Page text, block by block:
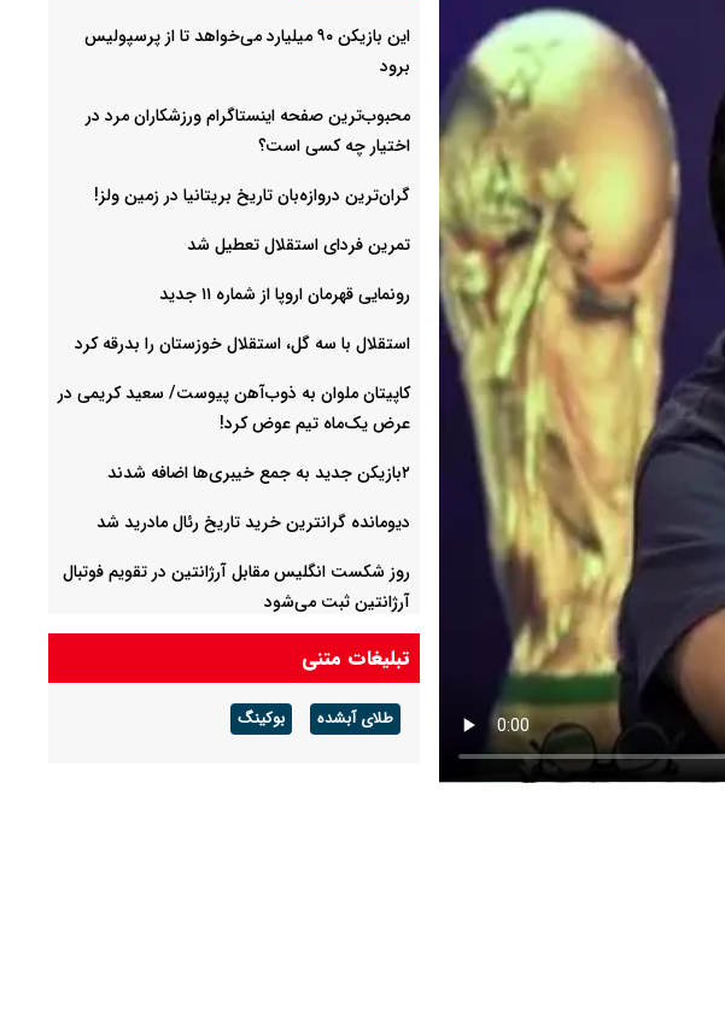
این بازیکن ۹۰ میلیارد می‌خواهد تا از پرسپولیس
برود
محبوب‌ترین صفحه اینستاگرام ورزشکاران مرد در
اختیار چه کسی است؟
گران‌ترین دروازه‌بان تاریخ بریتانیا در زمین ولز!
تمرین فردای استقلال تعطیل شد
رونمایی قهرمان اروپا از شماره ۱۱ جدید
استقلال با سه گل، استقلال خوزستان را بدرقه کرد
کاپیتان ملوان به ذوب‌آهن پیوست/ سعید کریمی در
عرض یک‌ماه تیم عوض کرد!
۲بازیکن جدید به جمع خیبری‌ها اضافه شدند
دیومانده گرانترین خرید تاریخ رئال مادرید شد
روز شکست انگلیس مقابل آرژانتین در تقویم فوتبال
آرژانتین ثبت می‌شود
تبلیغات متنی
طلای آبشده بوکینگ